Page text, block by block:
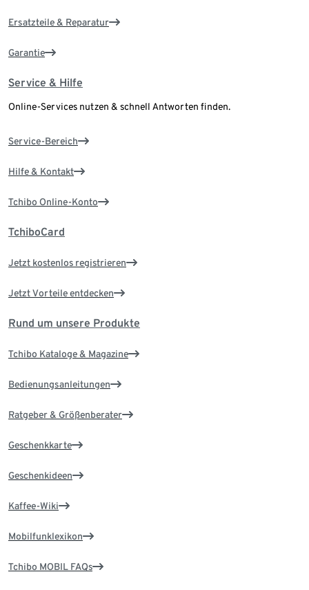
Ersatzteile & Reparatur
Garantie
Service & Hilfe
Online-Services nutzen & schnell Antworten finden.
Service-Bereich
Hilfe & Kontakt
Tchibo Online-Konto
TchiboCard
Jetzt kostenlos registrieren
Jetzt Vorteile entdecken
Rund um unsere Produkte
Tchibo Kataloge & Magazine
Bedienungsanleitungen
Ratgeber & Größenberater
Geschenkkarte
Geschenkideen
Kaffee-Wiki
Mobilfunklexikon
Tchibo MOBIL FAQs